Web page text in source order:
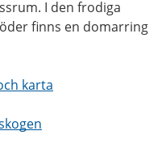
I den frodiga
finns en domarring
karta